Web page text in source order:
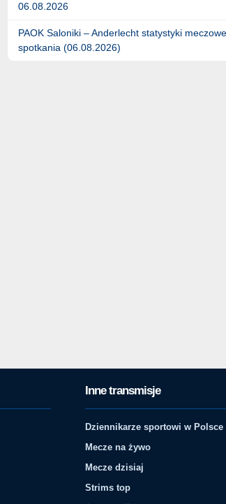
06.08.2026
PAOK Saloniki – Anderlecht statystyki
spotkania (06.08.2026)
Inne transmisje
Dziennikarze sportowi w Polsce
Mecze na żywo
Mecze dzisiaj
Strims top